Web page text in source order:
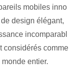
mobiles inno
design élégant,
incomparabl
considérés comme
entier.